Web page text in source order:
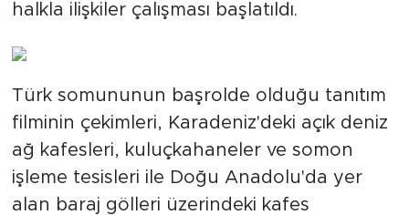
halkla ilişkiler çalışması başlatıldı.
Türk somununun başrolde olduğu tanıtım
filminin çekimleri, Karadeniz'deki açık deniz
ağ kafesleri, kuluçkahaneler ve somon
işleme tesisleri ile Doğu Anadolu'da yer
alan baraj gölleri üzerindeki kafes